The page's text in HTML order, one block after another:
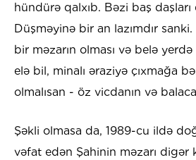
hündürə qalxıb. Bəzi baş daşları
Düşməyinə bir an lazımdır
bir məzarın olması və belə
elə bil, minalı əraziyə çıxmağa
olmalısan - öz vicdanın və
Şəkli olmasa da, 1989-cu ildə
vəfat edən Şahinin məzarı digər